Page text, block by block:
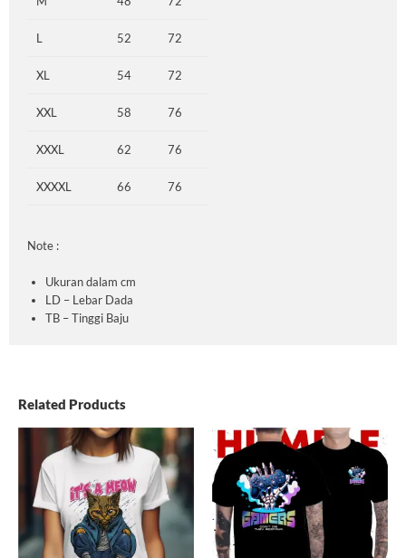
L 52 72
XL 54 72
XXL 58 76
XXXL 62 76
XXXXL 66 76
Note :
Ukuran dalam cm
LD – Lebar Dada
TB – Tinggi Baju
Related Products